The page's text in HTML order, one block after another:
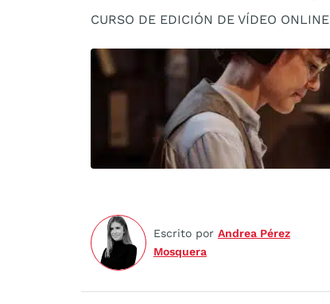
CURSO DE EDICIÓN DE VÍDEO ONLINE
Escrito por Andrea Pérez
Mosquera